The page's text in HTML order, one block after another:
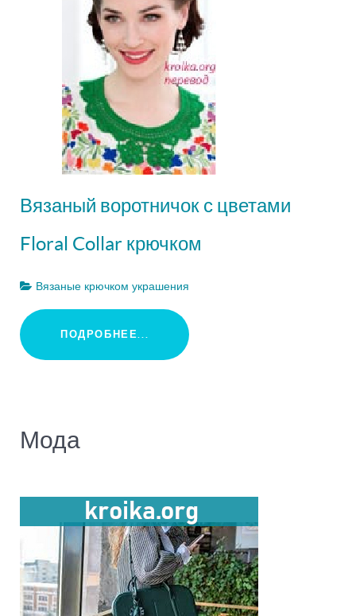
Вязаный воротничок с цветами
Floral Collar крючком
Вязаные крючком украшения
ПОДРОБНЕЕ...
Мода